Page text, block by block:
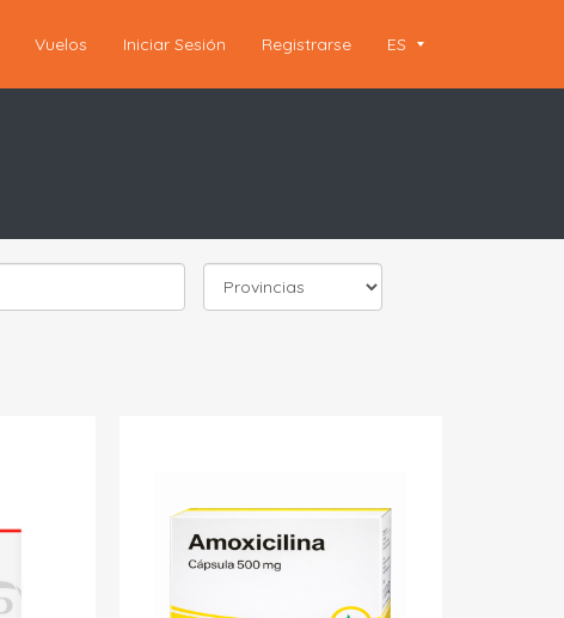
Vuelos Iniciar Sesión Registrarse ES